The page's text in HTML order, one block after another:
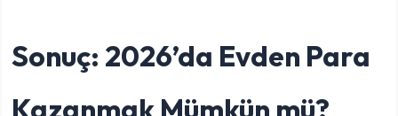
Sonuç: 2026’da Evden Para
Kazanmak Mümkün mü?